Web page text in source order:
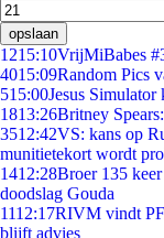
opslaan
1215:10VrijMiBabes
4015:09Random Pics
515:00Jesus
1813:26Britney
3512:42VS: kans op
munitietekort wordt
1412:28Broer 135 keer
doodslag Gouda
1112:17RIVM vindt
blijft advies